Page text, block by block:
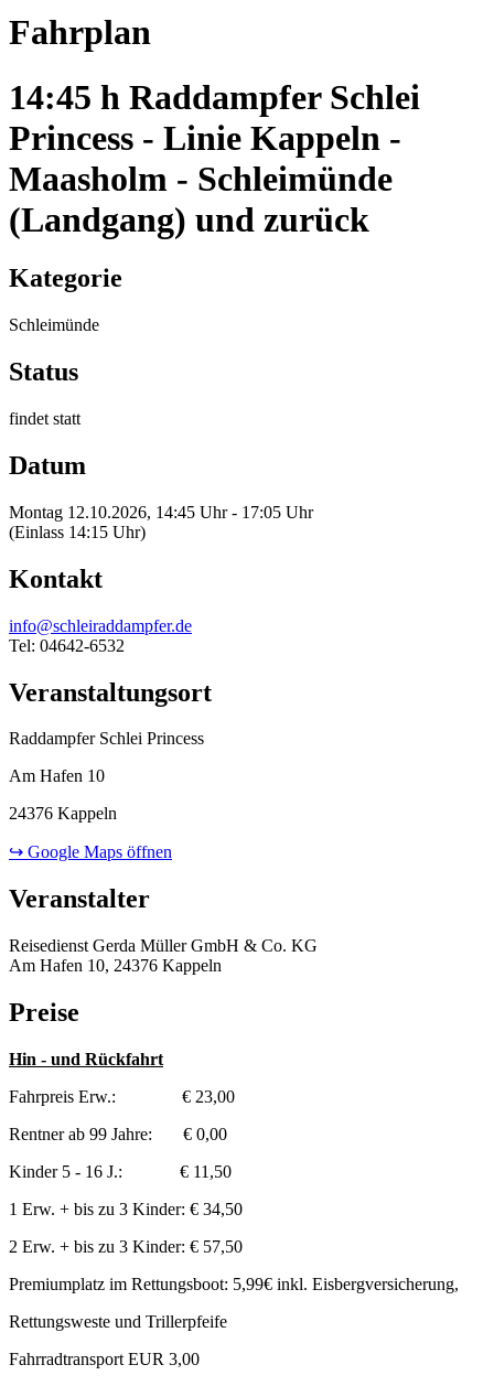
Fahrplan
14:45 h Raddampfer Schlei
Princess - Linie Kappeln -
Maasholm - Schleimünde
(Landgang) und zurück
Kategorie
Schleimünde
Status
findet statt
Datum
Montag 12.10.2026, 14:45 Uhr - 17:05 Uhr
(Einlass 14:15 Uhr)
Kontakt
info@schleiraddampfer.de
Tel: 04642-6532
Veranstaltungsort
Raddampfer Schlei Princess
Am Hafen 10
24376 Kappeln
↪ Google Maps öffnen
Veranstalter
Reisedienst Gerda Müller GmbH & Co. KG
Am Hafen 10, 24376 Kappeln
Preise
Hin - und Rückfahrt
Fahrpreis Erw.: € 23,00
Rentner ab 99 Jahre: € 0,00
Kinder 5 - 16 J.: € 11,50
1 Erw. + bis zu 3 Kinder: € 34,50
2 Erw. + bis zu 3 Kinder: € 57,50
Premiumplatz im Rettungsboot: 5,99€ inkl. Eisbergversicherung,
Rettungsweste und Trillerpfeife
Fahrradtransport EUR 3,00